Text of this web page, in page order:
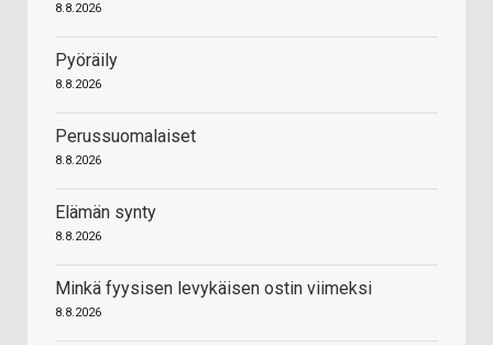
8.8.2026
Pyöräily
8.8.2026
Perussuomalaiset
8.8.2026
Elämän synty
8.8.2026
Minkä fyysisen levykäisen ostin viimeksi
8.8.2026